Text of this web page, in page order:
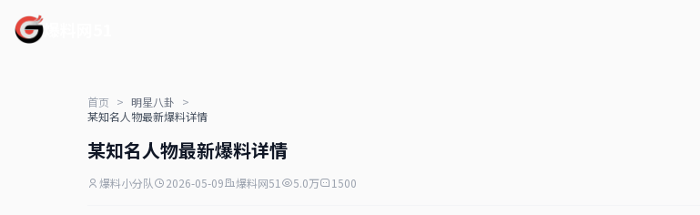
首页 > 明星八卦 >
某知名人物最新爆料详情
某知名人物最新爆料详情
爆料小分队 2026-05-09 爆料网51 5.0万 1500